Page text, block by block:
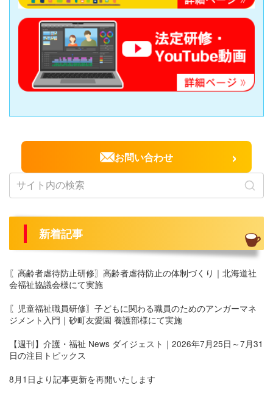
お問い合わせ ›
新着記事
〖高齢者虐待防止研修〗高齢者虐待防止の体制づくり｜北海道社
会福祉協議会様にて実施
〖児童福祉職員研修〗子どもに関わる職員のためのアンガーマネ
ジメント入門｜砂町友愛園 養護部様にて実施
【週刊】介護・福祉 News ダイジェスト｜2026年7月25日～7月31
日の注目トピックス
8月1日より記事更新を再開いたします